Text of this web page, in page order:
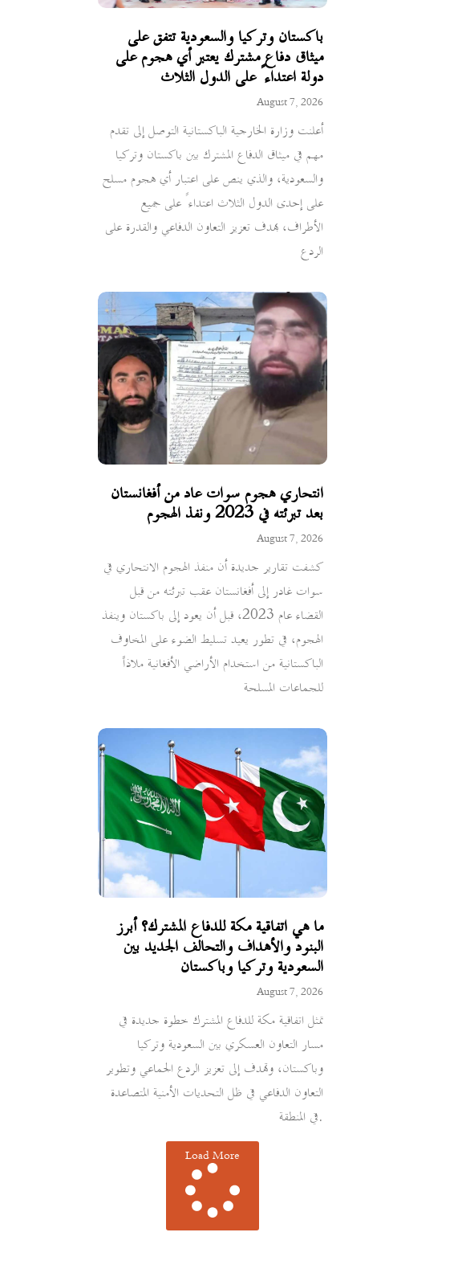
باكستان وتركيا والسعودية تتفق على
ميثاق دفاع مشترك يعتبر أي هجوم على
دولة اعتداءً على الدول الثلاث
August 7, 2026
أعلنت وزارة الخارجية الباكستانية التوصل إلى تقدم
مهم في ميثاق الدفاع المشترك بين باكستان وتركيا
والسعودية، والذي ينص على اعتبار أي هجوم مسلح
على إحدى الدول الثلاث اعتداءً على جميع
الأطراف، بهدف تعزيز التعاون الدفاعي والقدرة على
الردع
انتحاري هجوم سوات عاد من أفغانستان
بعد تبرئته في 2023 ونفذ الهجوم
August 7, 2026
كشفت تقارير جديدة أن منفذ الهجوم الانتحاري في
سوات غادر إلى أفغانستان عقب تبرئته من قبل
القضاء عام 2023، قبل أن يعود إلى باكستان وينفذ
الهجوم، في تطور يعيد تسليط الضوء على المخاوف
الباكستانية من استخدام الأراضي الأفغانية ملاذاً
للجماعات المسلحة
ما هي اتفاقية مكة للدفاع المشترك؟ أبرز
البنود والأهداف والتحالف الجديد بين
السعودية وتركيا وباكستان
August 7, 2026
تمثل اتفاقية مكة للدفاع المشترك خطوة جديدة في
مسار التعاون العسكري بين السعودية وتركيا
وباكستان، وتهدف إلى تعزيز الردع الجماعي وتطوير
التعاون الدفاعي في ظل التحديات الأمنية المتصاعدة
في المنطقة.
Load More